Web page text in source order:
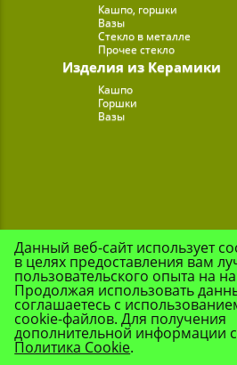
Кашпо, горшки
Вазы
Стекло в металле
Прочее стекло
Изделия из Керамики
Кашпо
Горшки
Вазы
Данный веб-сайт использует
в целях предоставления вам
пользовательского опыта на
Продолжая использовать
соглашаетесь с
cookie-файлов. Для получения
дополнительной информации
Политика Cookie.